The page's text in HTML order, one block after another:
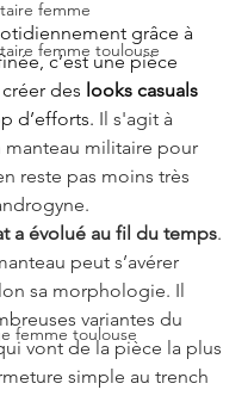
femme
femme toulouse
femme toulouse
grâce à
c’est une pièce
des looks casuals
d’efforts. Il s'agit à
militaire pour
reste pas moins très
a évolué au fil du temps.
peut s’avérer
sa morphologie. Il
variantes du
vont de la pièce la plus
simple au trench